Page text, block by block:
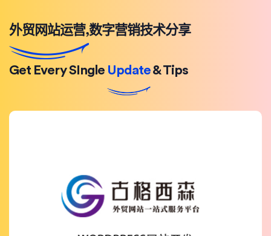
外贸网站运营,数字营销技术分享
Get Every SIngle Update& Tips